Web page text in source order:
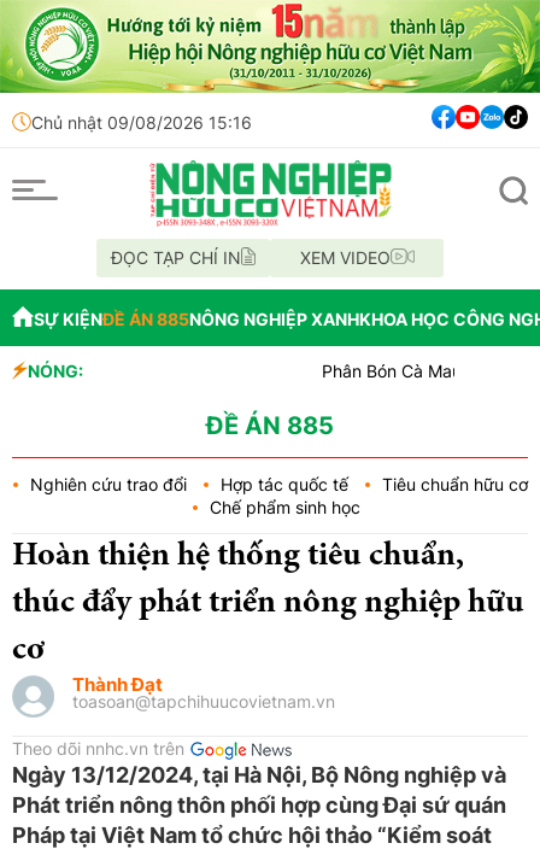
Chủ nhật 09/08/2026 15:16
ĐỌC TẠP CHÍ IN XEM VIDEO
SỰ KIỆNĐỀ ÁN 885NÔNG NGHIỆP XANHKHOA HỌC CÔNG
NÓNG:
Phân Bón Cà Mau đồng hành với
Mùa xanh trên cánh đồng Mường
ĐỀ ÁN 885
Nghiên cứu trao đổi Hợp tác quốc tế
Tiêu chuẩn hữu cơ
Chế phẩm sinh học
Hoàn thiện hệ thống tiêu chuẩn,
thúc đẩy phát triển nông nghiệp hữu
cơ
Thành Đạt
toasoan@tapchihuucovietnam.vn
Theo dõi nnhc.vn trên
Ngày 13/12/2024, tại Hà Nội, Bộ Nông nghiệp và
Phát triển nông thôn phối hợp cùng Đại sứ quán
Pháp tại Việt Nam tổ chức hội thảo “Kiểm soát